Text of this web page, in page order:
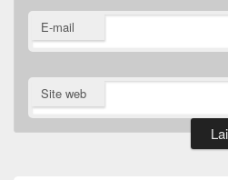
E-mail
Site web